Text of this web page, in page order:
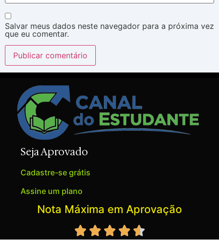
Salvar meus dados neste navegador para a próxima vez
que eu comentar.
Seja Aprovado
Cadastre-se grátis
Assine um plano
Nota Máxima em Aprovação